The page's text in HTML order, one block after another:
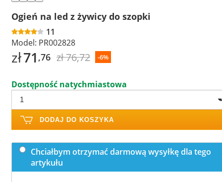
Ogień na led z żywicy do szopki
11
Model: PR002828
zł71 ,76 zł 76,72 -6%
Dostępność natychmiastowa
DODAJ DO KOSZYKA
Chciałbym otrzymać darmową wysyłkę dla tego
artykułu